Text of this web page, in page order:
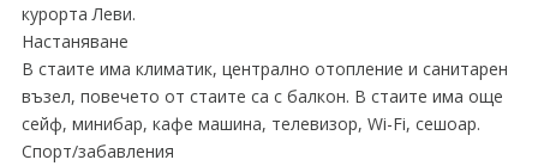
курорта Леви.
Настаняване
В стаите има климатик, централно отопление и санитарен
възел, повечето от стаите са с балкон. В стаите има още
сейф, минибар, кафе машина, телевизор, Wi-Fi, сешоар.
Спорт/забавления